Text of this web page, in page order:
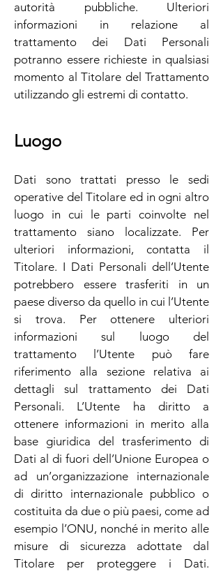
autorità pubbliche. Ulteriori
informazioni in relazione al
trattamento dei Dati Personali
potranno essere richieste in qualsiasi
momento al Titolare del Trattamento
utilizzando gli estremi di contatto.
Luogo
Dati sono trattati presso le sedi
operative del Titolare ed in ogni altro
luogo in cui le parti coinvolte nel
trattamento siano localizzate. Per
ulteriori informazioni, contatta il
Titolare. I Dati Personali dell’Utente
potrebbero essere trasferiti in un
paese diverso da quello in cui l’Utente
si trova. Per ottenere ulteriori
informazioni sul luogo del
trattamento l’Utente può fare
riferimento alla sezione relativa ai
dettagli sul trattamento dei Dati
Personali. L’Utente ha diritto a
ottenere informazioni in merito alla
base giuridica del trasferimento di
Dati al di fuori dell’Unione Europea o
ad un’organizzazione internazionale
di diritto internazionale pubblico o
costituita da due o più paesi, come ad
esempio l’ONU, nonché in merito alle
misure di sicurezza adottate dal
Titolare per proteggere i Dati.